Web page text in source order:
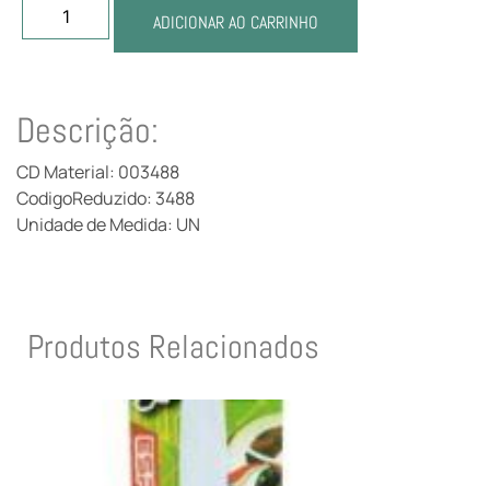
ADICIONAR AO CARRINHO
Descrição:
CD Material: 003488
CodigoReduzido: 3488
Unidade de Medida: UN
Produtos Relacionados